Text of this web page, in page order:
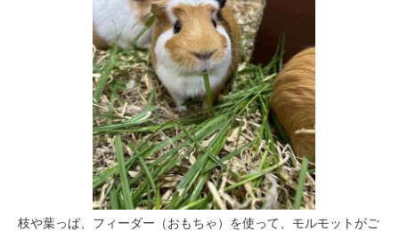
枝や葉っぱ、フィーダー（おもちゃ）を使って、モルモットがご